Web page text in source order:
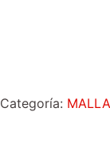
Categoría: